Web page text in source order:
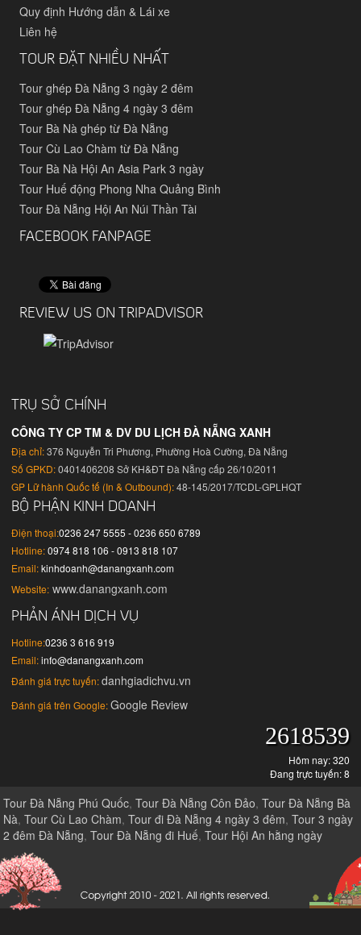
Quy định Hướng dẫn & Lái xe
Liên hệ
TOUR ĐẶT NHIỀU NHẤT
Tour ghép Đà Nẵng 3 ngày 2 đêm
Tour ghép Đà Nẵng 4 ngày 3 đêm
Tour Bà Nà ghép từ Đà Nẵng
Tour Cù Lao Chàm từ Đà Nẵng
Tour Bà Nà Hội An Asia Park 3 ngày
Tour Huế động Phong Nha Quảng Bình
Tour Đà Nẵng Hội An Núi Thần Tài
FACEBOOK FANPAGE
REVIEW US ON TRIPADVISOR
TRỤ SỞ CHÍNH
CÔNG TY CP TM & DV DU LỊCH ĐÀ NẴNG XANH
Địa chỉ:376 Nguyễn Tri Phương, Phường Hoà Cường, Đà Nẵng
Số GPKD:0401406208 Sở KH&ĐT Đà Nẵng cấp 26/10/2011
GP Lữ hành Quốc tế (In & Outbound):48-145/2017/TCDL-GPLHQT
BỘ PHẬN KINH DOANH
Điện thoại:0236 247 5555 - 0236 650 6789
Hotline: 0974 818 106 - 0913 818 107
Email: kinhdoanh@danangxanh.com
Website: www.danangxanh.com
PHẢN ÁNH DỊCH VỤ
Hotline:0236 3 616 919
Email: info@danangxanh.com
Đánh giá trực tuyến:danhgiadichvu.vn
Đánh giá trên Google: Google Review
2618539
Hôm nay: 320
Đang trực tuyến: 8
Tour Đà Nẵng Phú Quốc,Tour Đà Nẵng Côn Đảo,Tour Đà Nẵng Bà
Nà,Tour Cù Lao Chàm,Tour đi Đà Nẵng 4 ngày 3 đêm,Tour 3 ngày
2 đêm Đà Nẵng,Tour Đà Nẵng đi Huế,Tour Hội An hằng ngày